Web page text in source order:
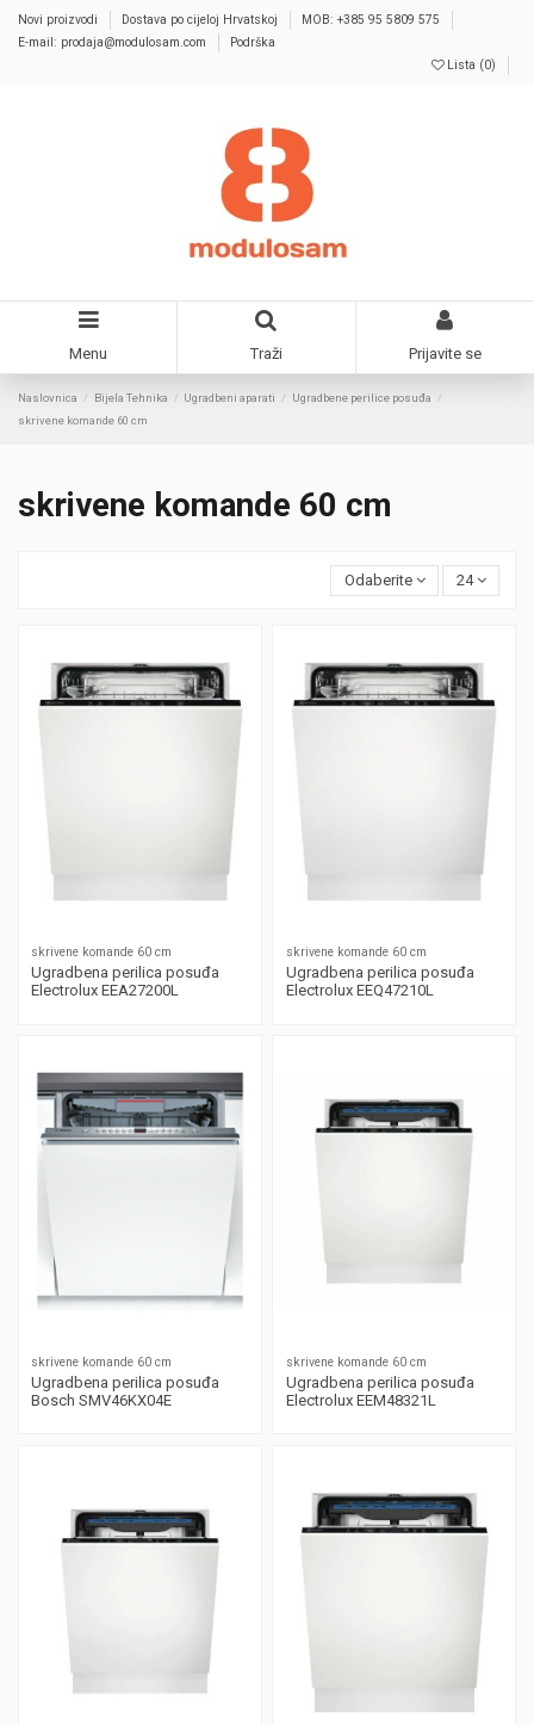
Novi proizvodi Dostava po cijeloj Hrvatskoj
MOB: +385 95 5809 575
E-mail: prodaja@modulosam.com
Podrška
Lista (0)
Menu Traži Prijavite se
Naslovnica Bijela Tehnika Ugradbeni aparati
Ugradbene perilice posuđa
skrivene komande 60 cm
skrivene komande 60 cm
Odaberite 24
skrivene komande 60 cm
Ugradbena perilica posuđa
Electrolux EEA27200L
skrivene komande 60 cm
Ugradbena perilica posuđa
Electrolux EEQ47210L
skrivene komande 60 cm
Ugradbena perilica posuđa
Bosch SMV46KX04E
skrivene komande 60 cm
Ugradbena perilica posuđa
Electrolux EEM48321L